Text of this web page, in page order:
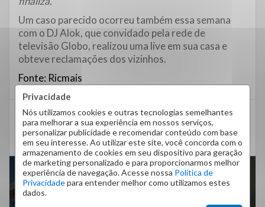
Privacidade
Nós utilizamos cookies e outras tecnologias semelhantes
para melhorar a sua experiência em nossos serviços,
personalizar publicidade e recomendar conteúdo com base
em seu interesse. Ao utilizar este site, você concorda com o
armazenamento de cookies em seu dispositivo para geração
de marketing personalizado e para proporcionarmos melhor
experiência de navegação. Acesse nossa Política de
Privacidadepara entender melhor como utilizamos estes
dados.
Um caso parecido ocorreu também essa semana
com o DJ Alok, que convidado pela rede de
televisão Globo, realizou uma live em sua casa e
obteve reclamações dos vizinhos.
Fonte: Ricmais
barulho condomínios coronavírus direitos
home office pandemia